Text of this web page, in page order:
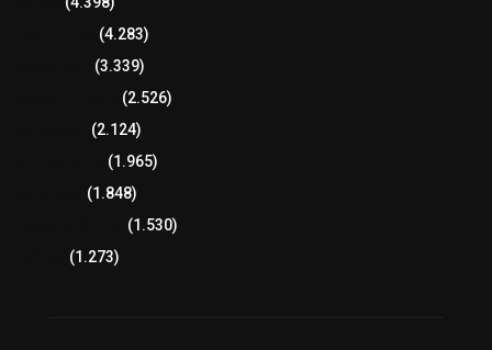
(4.283)
(3.339)
(2.526)
(2.124)
(1.965)
(1.848)
(1.530)
(1.273)